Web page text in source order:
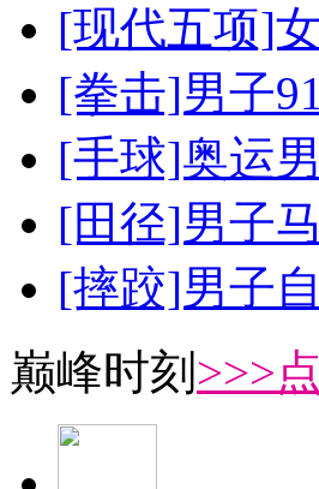
[现代五项]
[拳击]男子
[手球]奥运
[田径]男子
[摔跤]男子
巅峰时刻 >>>